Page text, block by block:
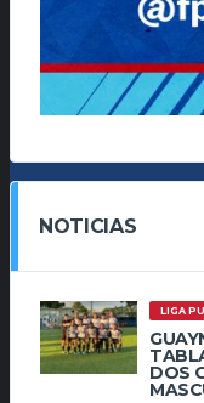
NOTICIAS
LIGA
DOS